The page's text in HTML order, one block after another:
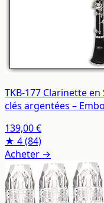
TKB-177 Clarinette
clés argentées –
139,00 €
★ 4(84)
Acheter →